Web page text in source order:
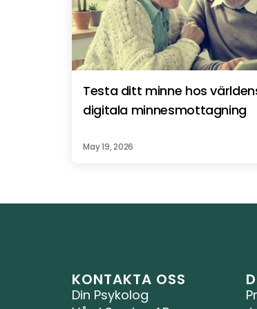
Testa ditt minne hos
digitala minnesmottagning
May 19, 2026
KONTAKTA OSS
Din Psykolog